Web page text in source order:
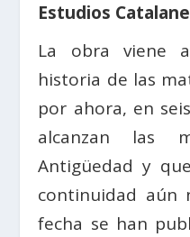
Estudios
La obra viene
historia de las
por ahora, en
alcanzan las
Antigüedad y
continuidad aún
fecha se han